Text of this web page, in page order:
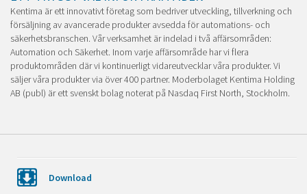
Kentima är ett innovativt företag som bedriver utveckling, tillverkning och
försäljning av avancerade produkter avsedda för automations- och
säkerhetsbranschen. Vår verksamhet är indelad i två affärsområden:
Automation och Säkerhet. Inom varje affärsområde har vi flera
produktområden där vi kontinuerligt vidareutvecklar våra produkter. Vi
säljer våra produkter via över 400 partner. Moderbolaget Kentima Holding
AB (publ) är ett svenskt bolag noterat på Nasdaq First North, Stockholm.
Download